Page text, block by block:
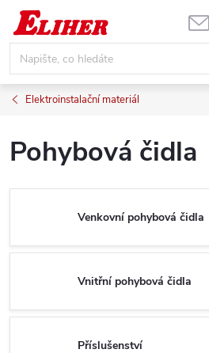
Přejít
obsah
Elektroinstalační materiál
Pohybová čidla
Venkovní pohybová čidla
Vnitřní pohybová čidla
Příslušenství